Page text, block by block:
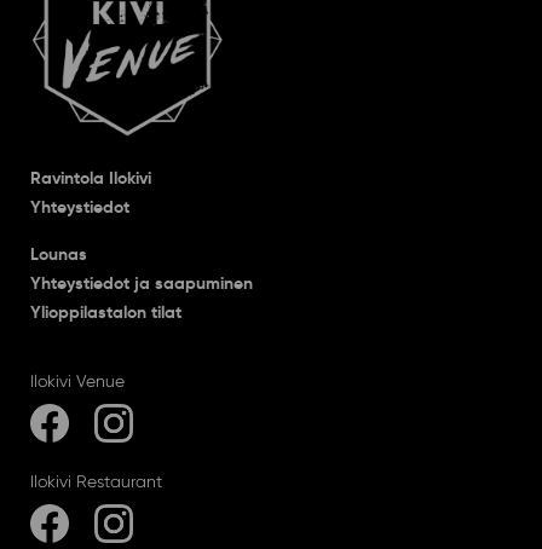
Ravintola Ilokivi
Yhteystiedot
Lounas
Yhteystiedot ja saapuminen
Ylioppilastalon tilat
Ilokivi Venue
Ilokivi Restaurant